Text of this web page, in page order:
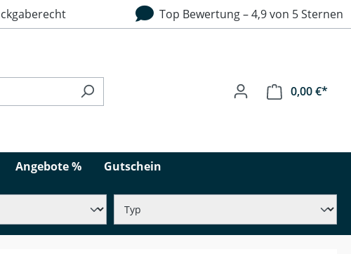
Top Bewertung – 4,9 von 5 Sternen
0,00 €*
Angebote % Gutschein